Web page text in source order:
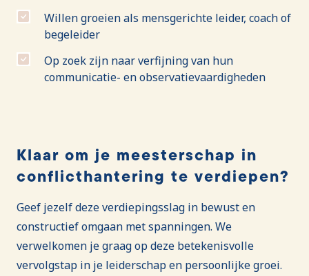
Willen groeien als mensgerichte leider, coach of
begeleider
Op zoek zijn naar verfijning van hun
communicatie- en observatievaardigheden
Klaar om je meesterschap in
conflicthantering te verdiepen?
Geef jezelf deze verdiepingsslag in bewust en
constructief omgaan met spanningen. We
verwelkomen je graag op deze betekenisvolle
vervolgstap in je leiderschap en persoonlijke groei.